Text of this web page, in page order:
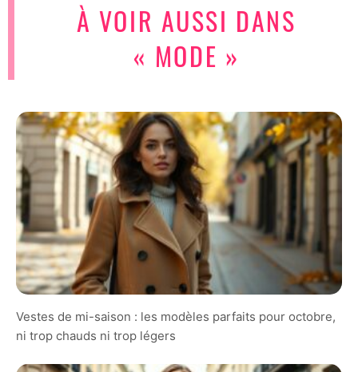
À VOIR AUSSI DANS
« MODE »
Vestes de mi-saison : les modèles parfaits pour octobre,
ni trop chauds ni trop légers